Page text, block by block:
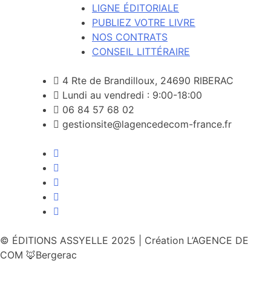
LIGNE ÉDITORIALE
PUBLIEZ VOTRE LIVRE
NOS CONTRATS
CONSEIL LITTÉRAIRE
4 Rte de Brandilloux, 24690 RIBERAC
Lundi au vendredi : 9:00-18:00
06 84 57 68 02
gestionsite@lagencedecom-france.fr
© ÉDITIONS ASSYELLE 2025 | Création L’AGENCE DE
COM 🦊Bergerac